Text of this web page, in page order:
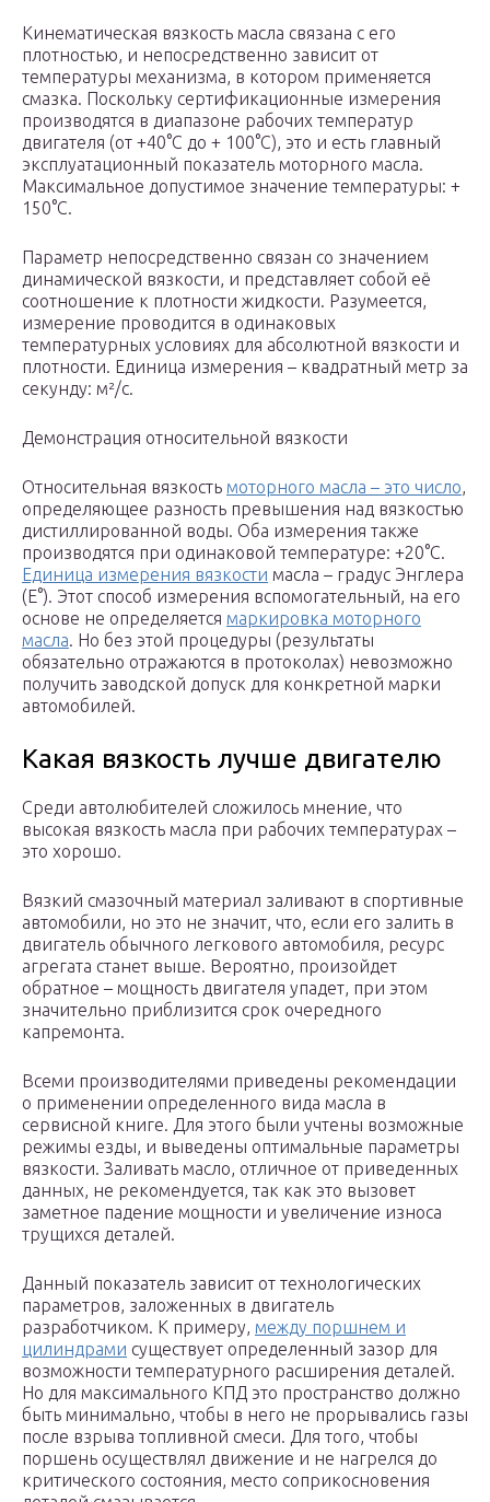
Кинематическая вязкость масла связана с его
плотностью, и непосредственно зависит от
температуры механизма, в котором применяется
смазка. Поскольку сертификационные измерения
производятся в диапазоне рабочих температур
двигателя (от +40°С до + 100°С), это и есть главный
эксплуатационный показатель моторного масла.
Максимальное допустимое значение температуры: +
150°С.
Параметр непосредственно связан со значением
динамической вязкости, и представляет собой её
соотношение к плотности жидкости. Разумеется,
измерение проводится в одинаковых
температурных условиях для абсолютной вязкости и
плотности. Единица измерения – квадратный метр за
секунду: м²/с.
Демонстрация относительной вязкости
Относительная вязкость моторного масла – это число,
определяющее разность превышения над вязкостью
дистиллированной воды. Оба измерения также
производятся при одинаковой температуре: +20°С.
Единица измерения вязкости масла – градус Энглера
(E°). Этот способ измерения вспомогательный, на его
основе не определяется маркировка моторного
масла. Но без этой процедуры (результаты
обязательно отражаются в протоколах) невозможно
получить заводской допуск для конкретной марки
автомобилей.
Какая вязкость лучше двигателю
Среди автолюбителей сложилось мнение, что
высокая вязкость масла при рабочих температурах –
это хорошо.
Вязкий смазочный материал заливают в спортивные
автомобили, но это не значит, что, если его залить в
двигатель обычного легкового автомобиля, ресурс
агрегата станет выше. Вероятно, произойдет
обратное – мощность двигателя упадет, при этом
значительно приблизится срок очередного
капремонта.
Всеми производителями приведены рекомендации
о применении определенного вида масла в
сервисной книге. Для этого были учтены возможные
режимы езды, и выведены оптимальные параметры
вязкости. Заливать масло, отличное от приведенных
данных, не рекомендуется, так как это вызовет
заметное падение мощности и увеличение износа
трущихся деталей.
Данный показатель зависит от технологических
параметров, заложенных в двигатель
разработчиком. К примеру, между поршнем и
цилиндрами существует определенный зазор для
возможности температурного расширения деталей.
Но для максимального КПД это пространство должно
быть минимально, чтобы в него не прорывались газы
после взрыва топливной смеси. Для того, чтобы
поршень осуществлял движение и не нагрелся до
критического состояния, место соприкосновения